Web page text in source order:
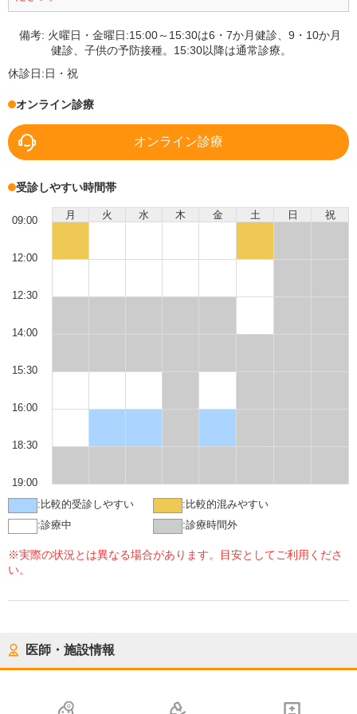
備考: 火曜日・金曜日:15:00～15:30は6・7か月健診、9・10か月
健診、子供の予防接種。15:30以降は通常診療。
休診日:日・祝
オンライン診療
オンライン診療
受診しやすい時間帯
月 火 水 木 金 土 日 祝
09:00
12:00
12:30
14:00
15:30
16:00
18:30
19:00
: 比較的受診しやすい : 比較的混みやすい
:診療中 :診療時間外
※実際の状況とは異なる場合があります。目安としてご利用くださ
い。
医師・施設情報